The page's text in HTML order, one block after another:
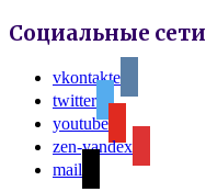
Социальные сети
vkontakte
twitter
youtube
zen-yandex
mail